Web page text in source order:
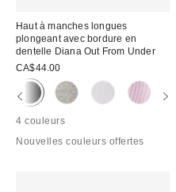
Haut à manches longues
plongeant avec bordure en
dentelle Diana Out From Under
CA$44.00
4 couleurs
Nouvelles couleurs offertes